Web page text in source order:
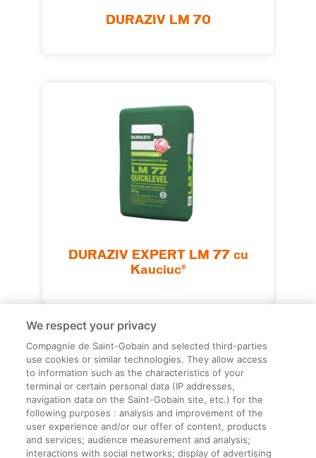
DURAZIV LM 70
DURAZIV EXPERT LM 77 cu
Kauciuc®
Informații legale
Termeni și condiții
We respect your privacy
Compagnie de Saint-Gobain and selected third-parties
use cookies or similar technologies. They allow access
to information such as the characteristics of your
terminal or certain personal data (IP addresses,
navigation data on the Saint-Gobain site, etc.) for the
following purposes : analysis and improvement of the
user experience and/or our offer of content, products
and services; audience measurement and analysis;
interactions with social networks; display of advertising